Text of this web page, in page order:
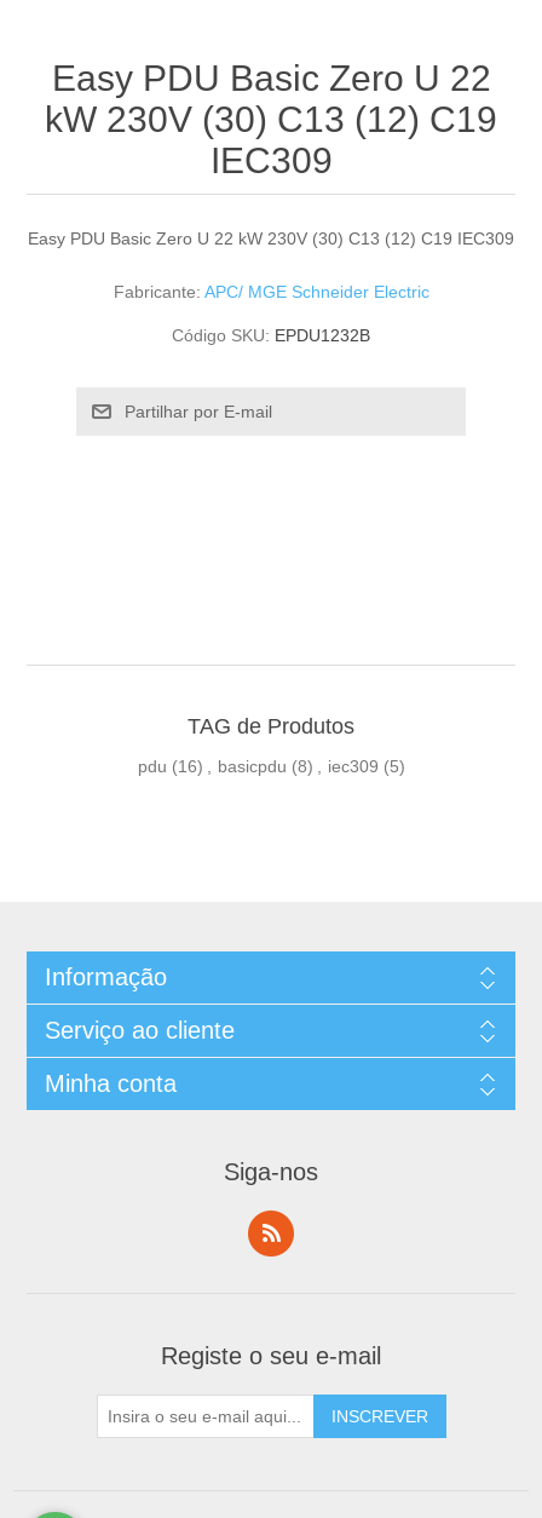
Easy PDU Basic Zero U 22
kW 230V (30) C13 (12) C19
IEC309
Easy PDU Basic Zero U 22 kW 230V (30) C13 (12) C19 IEC309
Fabricante: APC/ MGE Schneider Electric
Código SKU: EPDU1232B
TAG de Produtos
pdu (16) basicpdu (8) iec309 (5)
Informação
Serviço ao cliente
Minha conta
Siga-nos
Registe o seu e-mail